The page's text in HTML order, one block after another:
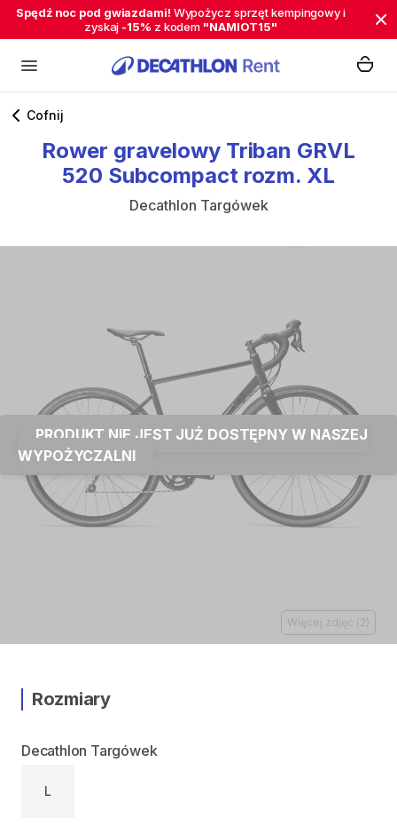
Spędź noc pod gwiazdami! Wypożycz sprzęt kempingowy i
zyskaj -15% z kodem "NAMIOT15"
Cofnij
Rower gravelowy Triban GRVL
520 Subcompact rozm. XL
Decathlon Targówek
PRODUKT NIE JEST JUŻ DOSTĘPNY W NASZEJ
WYPOŻYCZALNI
Więcej zdjęć (2 )
Rozmiary
Decathlon Targówek
L